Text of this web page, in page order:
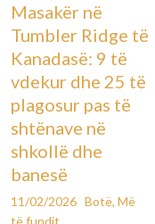
Masakër në
Tumbler Ridge të
Kanadasë: 9 të
vdekur dhe 25 të
plagosur pas të
shtënave në
shkollë dhe
banesë
11/02/2026 Botë, Më